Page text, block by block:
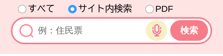
すべて
サイト内検索
PDF
音声検索